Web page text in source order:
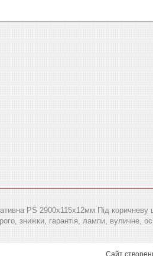
PS 2900х115х12мм Під
знижки, гарантія, лампи, вуличне,
Сайт